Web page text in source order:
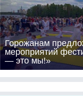
Горожанам
мероприятий
— это мы!»